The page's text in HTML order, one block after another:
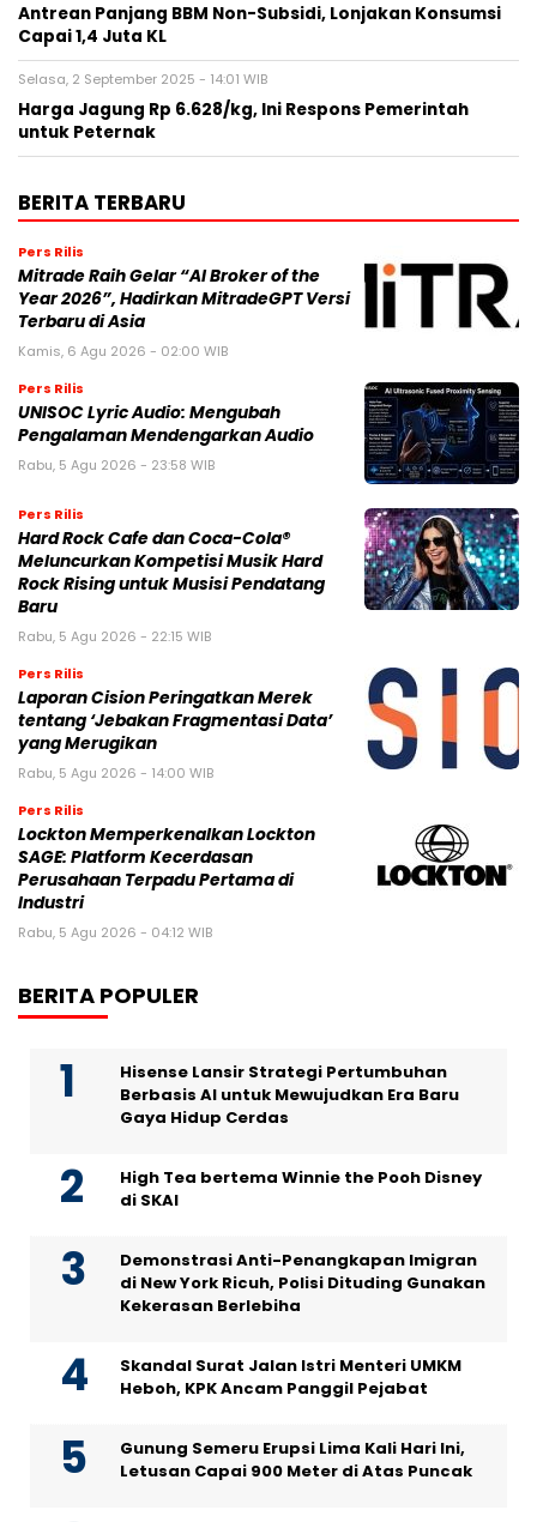
Antrean Panjang BBM Non-Subsidi, Lonjakan Konsumsi
Capai 1,4 Juta KL
Selasa, 2 September 2025 - 14:01 WIB
Harga Jagung Rp 6.628/kg, Ini Respons Pemerintah
untuk Peternak
BERITA TERBARU
Pers Rilis
Mitrade Raih Gelar “AI Broker of the
Year 2026”, Hadirkan MitradeGPT Versi
Terbaru di Asia
Kamis, 6 Agu 2026 - 02:00 WIB
Pers Rilis
UNISOC Lyric Audio: Mengubah
Pengalaman Mendengarkan Audio
Rabu, 5 Agu 2026 - 23:58 WIB
Pers Rilis
Hard Rock Cafe dan Coca-Cola®
Meluncurkan Kompetisi Musik Hard
Rock Rising untuk Musisi Pendatang
Baru
Rabu, 5 Agu 2026 - 22:15 WIB
Pers Rilis
Laporan Cision Peringatkan Merek
tentang ‘Jebakan Fragmentasi Data’
yang Merugikan
Rabu, 5 Agu 2026 - 14:00 WIB
Pers Rilis
Lockton Memperkenalkan Lockton
SAGE: Platform Kecerdasan
Perusahaan Terpadu Pertama di
Industri
Rabu, 5 Agu 2026 - 04:12 WIB
BERITA POPULER
Hisense Lansir Strategi Pertumbuhan
Berbasis AI untuk Mewujudkan Era Baru
Gaya Hidup Cerdas
High Tea bertema Winnie the Pooh Disney
di SKAI
Demonstrasi Anti-Penangkapan Imigran
di New York Ricuh, Polisi Dituding Gunakan
Kekerasan Berlebiha
Skandal Surat Jalan Istri Menteri UMKM
Heboh, KPK Ancam Panggil Pejabat
Gunung Semeru Erupsi Lima Kali Hari Ini,
Letusan Capai 900 Meter di Atas Puncak